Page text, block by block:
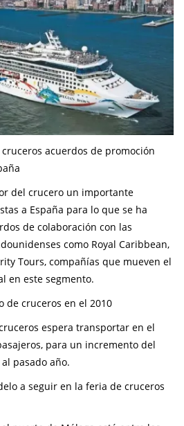
acuerdos de promoción
del crucero un importante
a España para lo que se ha
de colaboración con las
como Royal Caribbean,
Tours, compañías que mueven el
en este segmento.
de cruceros en el 2010
espera transportar en el
para un incremento del
pasado año.
a seguir en la feria de cruceros